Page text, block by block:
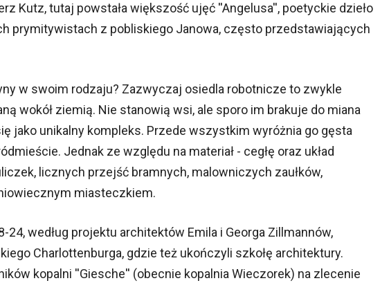
Kutz, tutaj powstała większość ujęć ''Angelusa'', poetyckie dzieło
prymitywistach z pobliskiego Janowa, często przedstawiających
w swoim rodzaju? Zazwyczaj osiedla robotnicze to zwykle
wokół ziemią. Nie stanowią wsi, ale sporo im brakuje do miana
jako unikalny kompleks. Przede wszystkim wyróżnia go gęsta
Jednak ze względu na materiał - cegłę oraz układ
licznych przejść bramnych, malowniczych zaułków,
miasteczkiem.
24, według projektu architektów Emila i Georga Zillmannów,
Charlottenburga, gdzie też ukończyli szkołę architektury.
kopalni ''Giesche'' (obecnie kopalnia Wieczorek) na zlecenie